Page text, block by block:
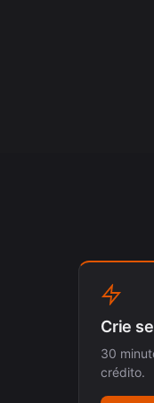
Crie
30
crédito.